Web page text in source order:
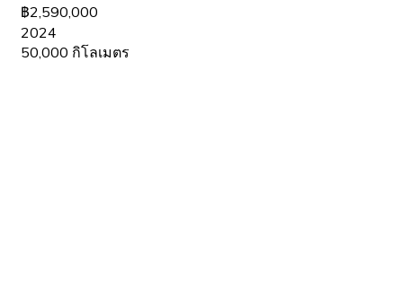
฿2,590,000
2024
50,000 กิโลเมตร